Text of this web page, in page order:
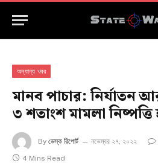
অন্যান্য খবর
মানব পাচার: নির্যাতন
৩ শতাংশ মামলা
By ডেস্ক রিপোর্ট নভেম্বর ২৭, ২০২২
4 Mins Read